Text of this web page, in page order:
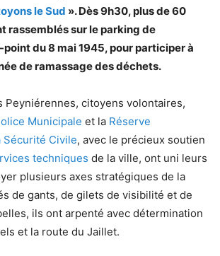
le Sud ». Dès 9h30, plus de 60
rassemblés sur le parking de
du 8 mai 1945, pour participer à
de ramassage des déchets.
Peyniérennes, citoyens volontaires,
Municipale et la Réserve
Sécurité Civile, avec le précieux soutien
techniques de la ville, ont uni leurs
plusieurs axes stratégiques de la
de gants, de gilets de visibilité et de
ils ont arpenté avec détermination
et la route du Jaillet.